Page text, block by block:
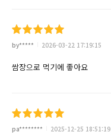
by***** 2026-03-22 17:19:15
쌈장으로 먹기에 좋아요
pa******** 2025-12-25 18:51:19